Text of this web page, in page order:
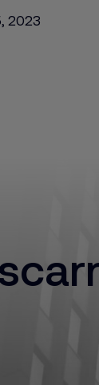
2023